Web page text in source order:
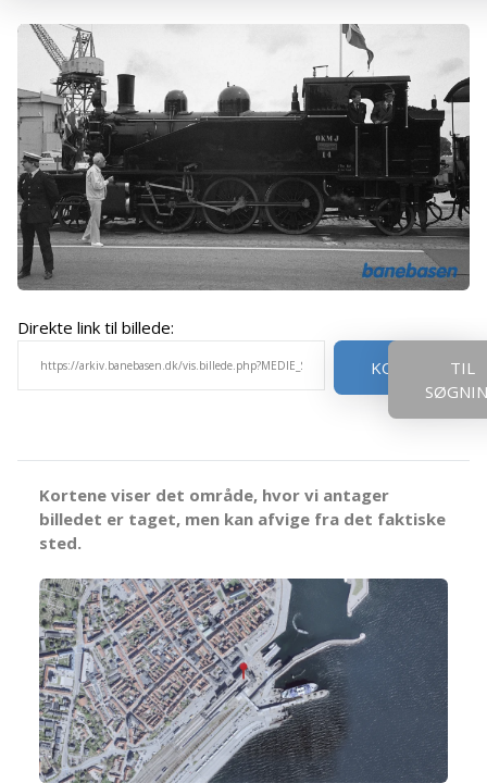
Direkte link til billede:
KOPIER
TIL
Kortene viser det område, hvor vi antager
billedet er taget, men kan afvige fra det faktiske
sted.